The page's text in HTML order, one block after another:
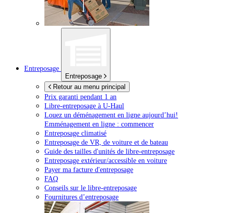
Entreposage
Entreposage
Retour au menu principal
Prix garanti pendant 1 an
Libre-entreposage à U-Haul
Louez un déménagement en ligne aujourd’hui!
Emménagement en ligne : commencer
Entreposage climatisé
Entreposage de VR, de voiture et de bateau
Guide des tailles d'unités de libre-entreposage
Entreposage extérieur/accessible en voiture
Payer ma facture d'entreposage
FAQ
Conseils sur le libre-entreposage
Fournitures d’entreposage